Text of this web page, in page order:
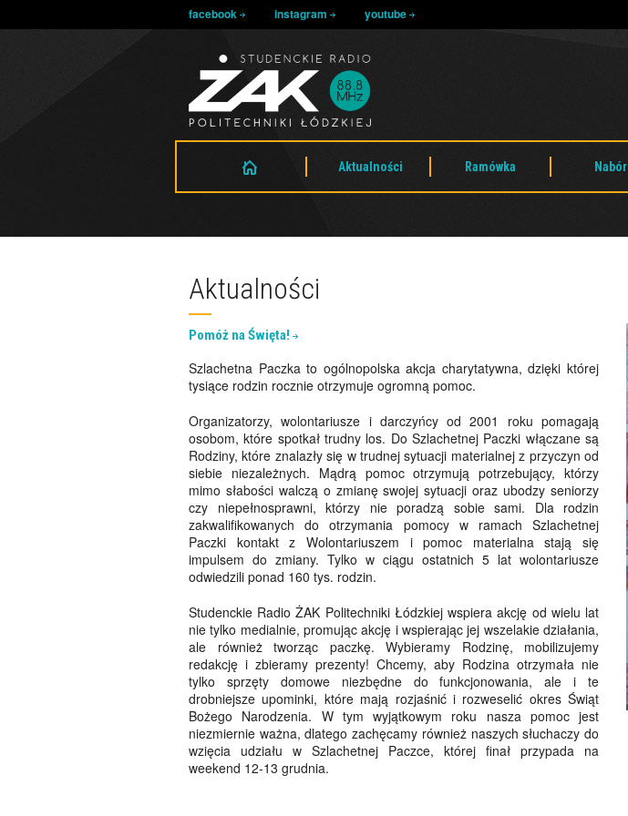
facebook instagram youtube
Aktualności Ramówka Nabór
Aktualności
Pomóż na Święta!
Szlachetna Paczka to ogólnopolska akcja charytatywna, dzięki której
tysiące rodzin rocznie otrzymuje ogromną pomoc.
Organizatorzy, wolontariusze i darczyńcy od 2001 roku pomagają
osobom, które spotkał trudny los. Do Szlachetnej Paczki włączane są
Rodziny, które znalazły się w trudnej sytuacji materialnej z przyczyn od
siebie niezależnych. Mądrą pomoc otrzymują potrzebujący, którzy
mimo słabości walczą o zmianę swojej sytuacji oraz ubodzy seniorzy
czy niepełnosprawni, którzy nie poradzą sobie sami. Dla rodzin
zakwalifikowanych do otrzymania pomocy w ramach Szlachetnej
Paczki kontakt z Wolontariuszem i pomoc materialna stają się
impulsem do zmiany. Tylko w ciągu ostatnich 5 lat wolontariusze
odwiedzili ponad 160 tys. rodzin.
Studenckie Radio ŻAK Politechniki Łódzkiej wspiera akcję od wielu lat
nie tylko medialnie, promując akcję i wspierając jej wszelakie działania,
ale również tworząc paczkę. Wybieramy Rodzinę, mobilizujemy
redakcję i zbieramy prezenty! Chcemy, aby Rodzina otrzymała nie
tylko sprzęty domowe niezbędne do funkcjonowania, ale i te
drobniejsze upominki, które mają rozjaśnić i rozweselić okres Świąt
Bożego Narodzenia. W tym wyjątkowym roku nasza pomoc jest
niezmiernie ważna, dlatego zachęcamy również naszych słuchaczy do
wzięcia udziału w Szlachetnej Paczce, której finał przypada na
weekend 12-13 grudnia.